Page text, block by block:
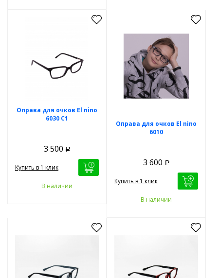
Оправа для очков El nino
6030 C1
3 500 Р
Купить в 1 клик
В наличии
Оправа для очков El nino
6010
3 600 Р
Купить в 1 клик
В наличии